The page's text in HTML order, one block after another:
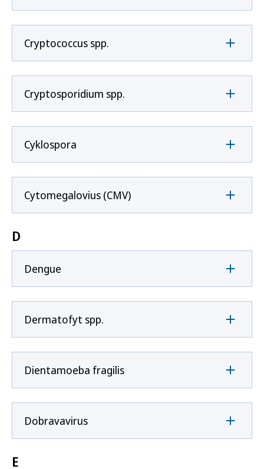
Cryptococcus spp.
Cryptosporidium spp.
Cyklospora
Cytomegalovius (CMV)
D
Dengue
Dermatofyt spp.
Dientamoeba fragilis
Dobravavirus
E